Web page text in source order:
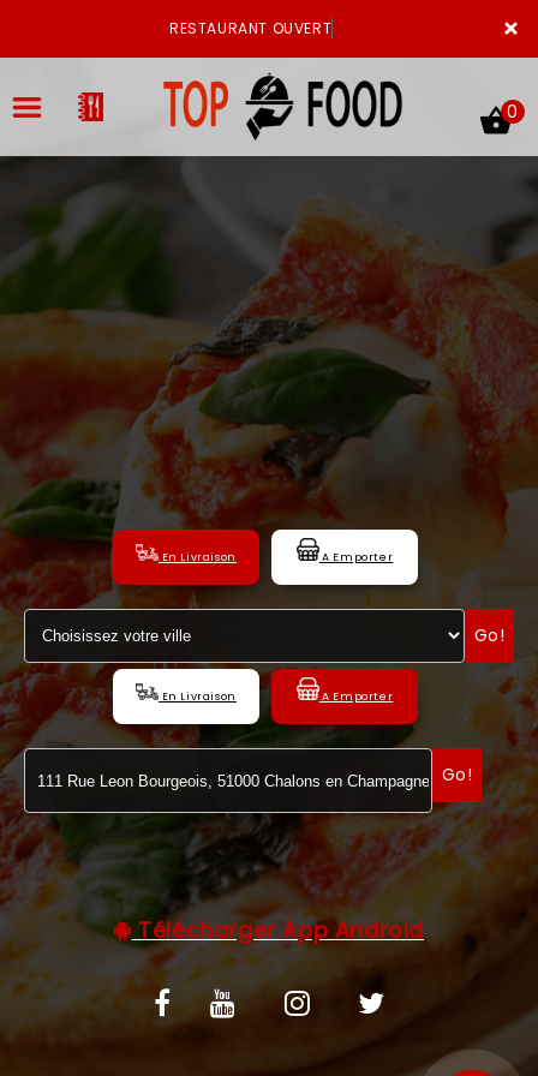
×
RESTAURANT OUVERT
LA CARTE
VOTRE COMPTE
NOTRE RESTAURANT
VOS AVIS
MENTIONS LÉGALES
C.G.V
0
En Livraison A Emporter
Go!
En Livraison A Emporter
Go!
Télécharger App Android